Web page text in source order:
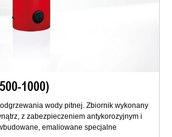
1000)
wody pitnej. Zbiornik wykonany
z zabezpieczeniem antykorozyjnym i
emaliowane specjalne